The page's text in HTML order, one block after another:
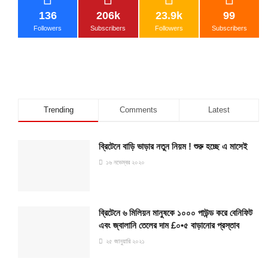
136
Followers
206k
Subscribers
23.9k
Followers
99
Subscribers
Trending Comments Latest
ব্রিটেনে বাড়ি ভাড়ার নতুন নিয়ম ! শুরু হচ্ছে এ মাসেই
১৬ নভেম্বর ২০২০
ব্রিটেনে ৬ মিলিয়ন মানুষকে ১০০০ পাউন্ড করে বেনিফিট
এবং জ্বালানি তেলের দাম £০•৫ বাড়ানোর প্রস্তাব
২৫ জানুয়ারি ২০২১